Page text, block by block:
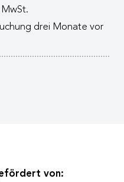
drei Monate vor
von: